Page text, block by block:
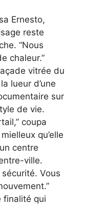
Ernesto,
reste
“Nous
chaleur.”
vitrée du
lueur d’une
sur
de vie.
coupa
qu’elle
centre
ville.
Vous
finalité qui